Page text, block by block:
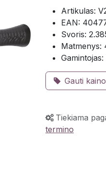
Artikulas:
EAN:
Svoris:
Matmenys:
Gamintojas:
Gauti
Tiekiama
termino